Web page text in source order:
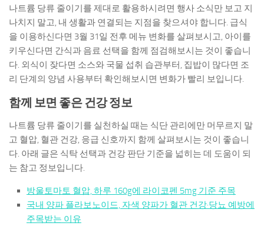
나트륨 당류 줄이기를 제대로 활용하시려면 행사 소식만 보고 지
나치지 말고, 내 생활과 연결되는 지점을 찾으셔야 합니다. 급식
을 이용하신다면 3월 31일 전후 메뉴 변화를 살펴보시고, 아이를
키우신다면 간식과 음료 선택을 함께 점검해보시는 것이 좋습니
다. 외식이 잦다면 소스와 국물 섭취 습관부터, 집밥이 많다면 조
리 단계의 양념 사용부터 확인해보시면 변화가 빨리 보입니다.
함께 보면 좋은 건강 정보
나트륨 당류 줄이기를 실천하실 때는 식단 관리에만 머무르지 말
고 혈압, 혈관 건강, 응급 신호까지 함께 살펴보시는 것이 좋습니
다. 아래 글은 식탁 선택과 건강 판단 기준을 넓히는 데 도움이 되
는 참고 정보입니다.
방울토마토 혈압, 하루 160g에 라이코펜 5mg 기준 주목
국내 양파 플라보노이드, 자색 양파가 혈관 건강·당뇨 예방에
주목받는 이유